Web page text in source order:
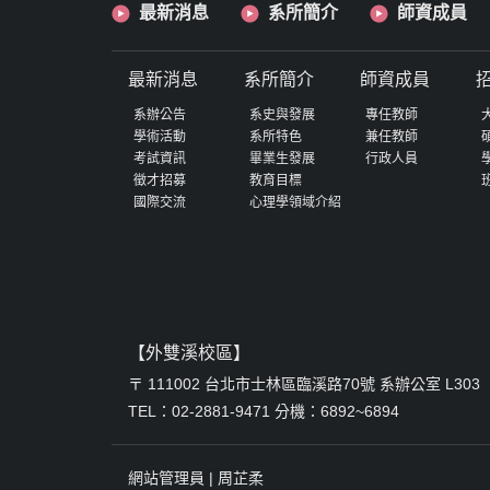
最新消息 系所簡介 師資成員
最新消息
系辦公告
學術活動
考試資訊
徵才招募
國際交流
系所簡介
系史與發展
系所特色
畢業生發展
教育目標
心理學領域介紹
師資成員
專任教師
兼任教師
行政人員
【外雙溪校區】
〒 111002 台北市士林區臨溪路70號 系辦公室 L303
TEL：02-2881-9471 分機：6892~6894
網站管理員 | 周芷柔